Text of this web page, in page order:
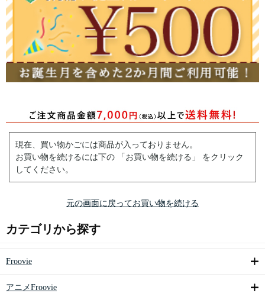
現在、買い物かごには商品が入っておりません。
お買い物を続けるには下の 「お買い物を続ける」 をクリック
してください。
元の画面に戻ってお買い物を続ける
カテゴリから探す
Froovie
アニメFroovie